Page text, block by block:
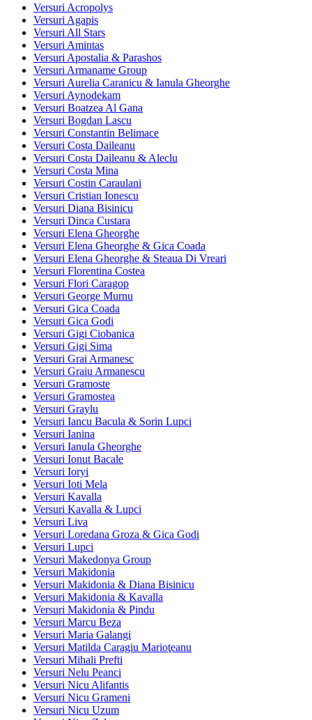
Versuri Acropolys
Versuri Agapis
Versuri All Stars
Versuri Amintas
Versuri Apostalia & Parashos
Versuri Armaname Group
Versuri Aurelia Caranicu & Ianula Gheorghe
Versuri Aynodekam
Versuri Boatzea Al Gana
Versuri Bogdan Lascu
Versuri Constantin Belimace
Versuri Costa Daileanu
Versuri Costa Daileanu & Aleclu
Versuri Costa Mina
Versuri Costin Caraulani
Versuri Cristian Ionescu
Versuri Diana Bisinicu
Versuri Dinca Custara
Versuri Elena Gheorghe
Versuri Elena Gheorghe & Gica Coada
Versuri Elena Gheorghe & Steaua Di Vreari
Versuri Florentina Costea
Versuri Flori Caragop
Versuri George Murnu
Versuri Gica Coada
Versuri Gica Godi
Versuri Gigi Ciobanica
Versuri Gigi Sima
Versuri Grai Armanesc
Versuri Graiu Armanescu
Versuri Gramoste
Versuri Gramostea
Versuri Graylu
Versuri Iancu Bacula & Sorin Lupci
Versuri Ianina
Versuri Ianula Gheorghe
Versuri Ionut Bacale
Versuri Ioryi
Versuri Ioti Mela
Versuri Kavalla
Versuri Kavalla & Lupci
Versuri Liva
Versuri Loredana Groza & Gica Godi
Versuri Lupci
Versuri Makedonya Group
Versuri Makidonia
Versuri Makidonia & Diana Bisinicu
Versuri Makidonia & Kavalla
Versuri Makidonia & Pindu
Versuri Marcu Beza
Versuri Maria Galangi
Versuri Matilda Caragiu Marioţeanu
Versuri Mihali Prefti
Versuri Nelu Peanci
Versuri Nicu Alifantis
Versuri Nicu Grameni
Versuri Nicu Uzum